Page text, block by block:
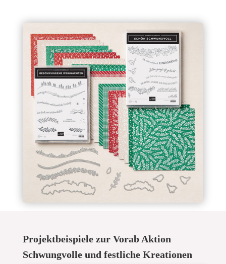
Projektbeispiele zur Vorab Aktion
Schwungvolle und festliche Kreationen